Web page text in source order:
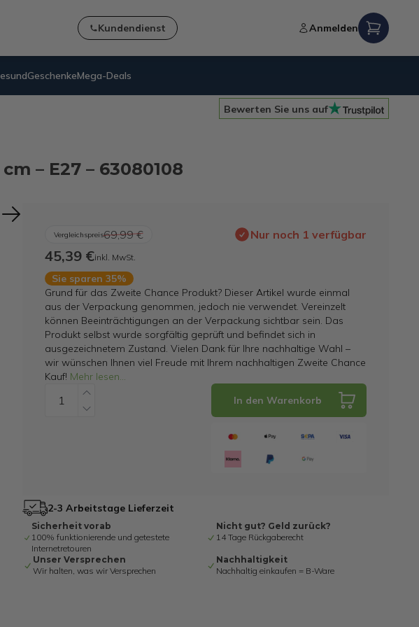
Kundendienst Anmelden
GeschenkeMega-Deals
Bewerten Sie uns auf
– E27 – 63080108
Vergleichspreis69,99 € Nur noch 1 verfügbar
45,39 €inkl. MwSt.
Sie sparen 35%
Grund für das Zweite Chance Produkt? Dieser Artikel wurde einmal
aus der Verpackung genommen, jedoch nie verwendet. Vereinzelt
können Beeinträchtigungen an der Verpackung sichtbar sein. Das
Produkt selbst wurde sorgfältig geprüft und befindet sich in
ausgezeichnetem Zustand. Vielen Dank für Ihre nachhaltige Wahl –
wir wünschen Ihnen viel Freude mit Ihrem nachhaltigen Zweite Chance
Kauf! Mehr lesen...
In den Warenkorb
2-3 Arbeitstage Lieferzeit
Sicherheit vorab
100% funktionierende und getestete
Internetretouren
Nicht gut? Geld zurück?
14 Tage Rückgaberecht
Unser Versprechen
Wir halten, was wir Versprechen
Nachhaltigkeit
Nachhaltig einkaufen = B-Ware